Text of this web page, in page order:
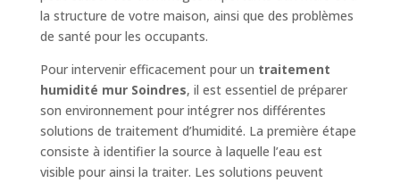
la structure de votre maison, ainsi que des problèmes
de santé pour les occupants.
Pour intervenir efficacement pour un traitement
humidité mur Soindres, il est essentiel de préparer
son environnement pour intégrer nos différentes
solutions de traitement d’humidité. La première étape
consiste à identifier la source à laquelle l’eau est
visible pour ainsi la traiter. Les solutions peuvent